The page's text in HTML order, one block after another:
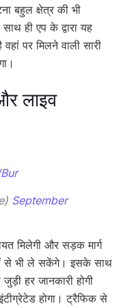
बहुल क्षेत्र की भी
ही एप के द्वारा यह
पर मिलने वाली सारी
लाइव
September
मिलेगी और सड़क मार्ग
से भी ले सकेंगे। इसके साथ
हर जानकारी होगी
होगा। ट्रैफिक से